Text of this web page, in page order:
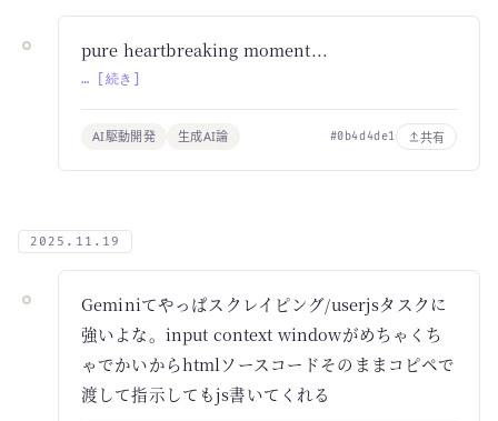
pure heartbreaking moment...
… [続き]
AI駆動開発 生成AI論 #0b4d4de1 共有
2025.11.19
Geminiてやっぱスクレイピング/userjsタスクに
強いよな。input context windowがめちゃくち
ゃでかいからhtmlソースコードそのままコピペで
渡して指示してもjs書いてくれる